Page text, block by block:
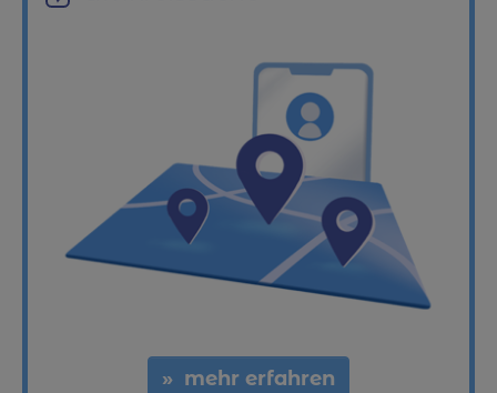
mehr erfahren